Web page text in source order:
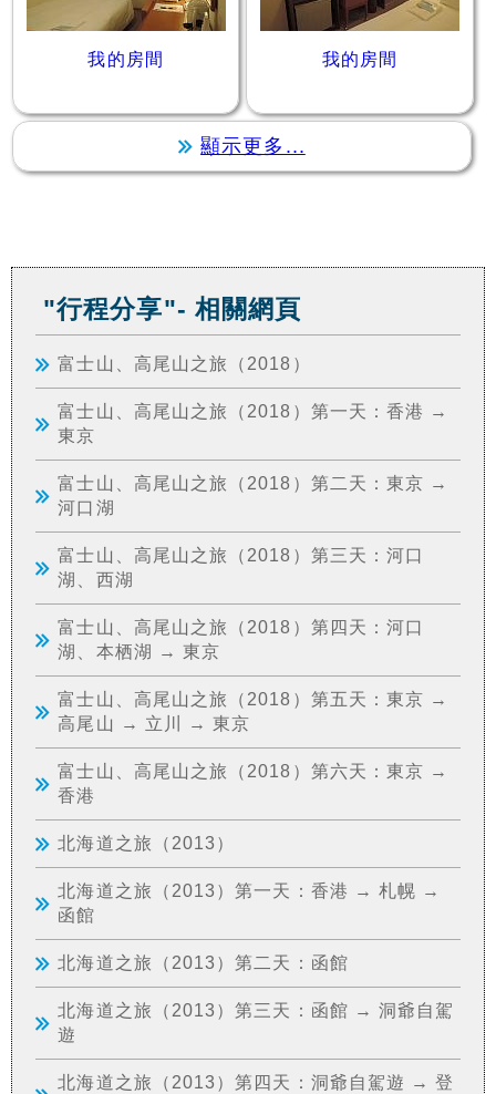
我的房間 我的房間
顯示更多...
"行程分享"- 相關網頁
富士山、高尾山之旅（2018）
富士山、高尾山之旅（2018）第一天：香港 →
東京
富士山、高尾山之旅（2018）第二天：東京 →
河口湖
富士山、高尾山之旅（2018）第三天：河口
湖、西湖
富士山、高尾山之旅（2018）第四天：河口
湖、本栖湖 → 東京
富士山、高尾山之旅（2018）第五天：東京 →
高尾山 → 立川 → 東京
富士山、高尾山之旅（2018）第六天：東京 →
香港
北海道之旅（2013）
北海道之旅（2013）第一天：香港 → 札幌 →
函館
北海道之旅（2013）第二天：函館
北海道之旅（2013）第三天：函館 → 洞爺自駕
遊
北海道之旅（2013）第四天：洞爺自駕遊 → 登